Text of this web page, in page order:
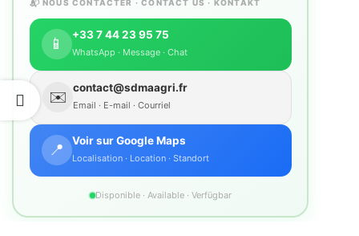
📬 NOUS CONTACTER · CONTACT US · KONTAKT
📱
+33 7 44 23 95 75
WhatsApp · Message · Chat
✉️
contact@sdmaagri.fr
Email · E-mail · Courriel
📍
Voir sur Google Maps
Localisation · Location · Standort
Disponible · Available · Verfügbar